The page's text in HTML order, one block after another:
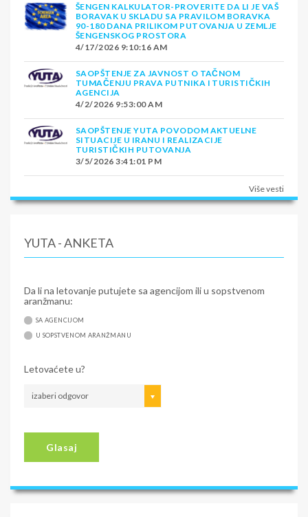
ŠENGEN KALKULATOR-PROVERITE DA LI JE VAŠ
BORAVAK U SKLADU SA PRAVILOM BORAVKA
90-180 DANA PRILIKOM PUTOVANJA U ZEMLJE
ŠENGENSKOG PROSTORA
4/17/2026 9:10:16 AM
SAOPŠTENJE ZA JAVNOST O TAČNOM
TUMAČENJU PRAVA PUTNIKA I TURISTIČKIH
AGENCIJA
4/2/2026 9:53:00 AM
SAOPŠTENJE YUTA POVODOM AKTUELNE
SITUACIJE U IRANU I REALIZACIJE
TURISTIČKIH PUTOVANJA
3/5/2026 3:41:01 PM
Više vesti
YUTA - ANKETA
Da li na letovanje putujete sa agencijom ili u sopstvenom
aranžmanu:
SA AGENCIJOM
U SOPSTVENOM ARANŽMANU
Letovaćete u?
izaberi odgovor
Glasaj